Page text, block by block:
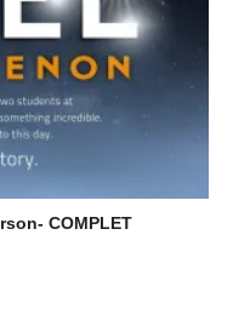
COMPLET